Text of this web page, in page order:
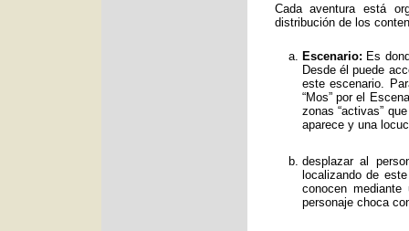
Cada aventura está
distribución de los
Escenario: Es
Desde él puede
este escenario.
“Mos” por el
zonas “activas”
aparece y una
desplazar al
localizando de
conocen
personaje choca